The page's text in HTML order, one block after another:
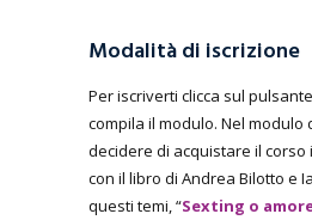
Modalità di iscrizione
Per iscriverti clicca sul
compila il modulo. Nel modulo
decidere di acquistare il corso
con il libro di Andrea Bilotto e
questi temi, “Sexting o